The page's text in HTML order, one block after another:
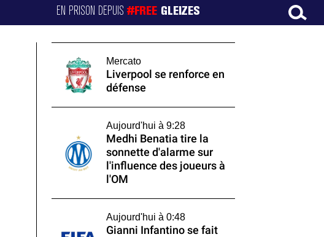
EN PRISON DEPUIS#FREE GLEIZES
Mercato
Liverpool se renforce en
défense
Aujourd'hui à 9:28
Medhi Benatia tire la
sonnette d'alarme sur
l'influence des joueurs à
l'OM
Aujourd'hui à 0:48
Gianni Infantino se fait